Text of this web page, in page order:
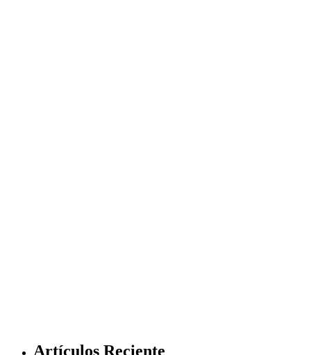
Artículos Reciente